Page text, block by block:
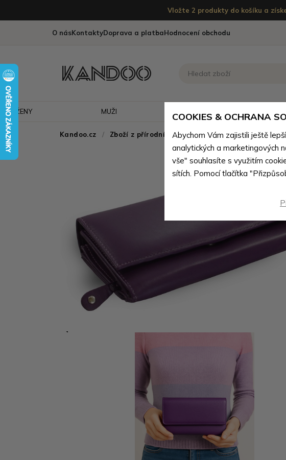
Vložte 2 produkty do košíku a
O násKontaktyDoprava a platbaHodnocení obchodu
ŽENY MUŽI
Kandoo.cz Zboží z přírodní pravé kůže > Zboží z přírodní
COOKIES & OCHRANA
Abychom Vám zajistili ještě
analytických a marketingových
vše" souhlasíte s využitím
sítích. Pomocí tlačítka